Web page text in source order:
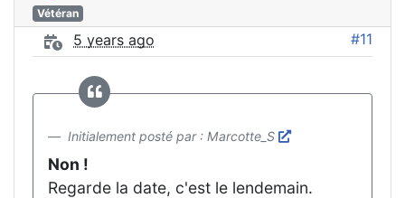
Vétéran
5 years ago #11
Initialement posté par : Marcotte_S
Non !
Regarde la date, c'est le lendemain.